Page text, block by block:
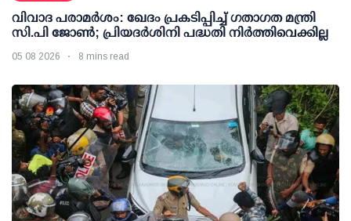
വിവാദ പരാമര്‍ശം: ഖേദം പ്രകടിപ്പിച്ച് ഗതാഗത മന്ത്രി
സി.പി ജോണ്‍; പ്രിയദര്‍ശിനി പദ്ധതി നിര്‍ത്തിവെക്കില്ല
05 08 2026 8 mins read